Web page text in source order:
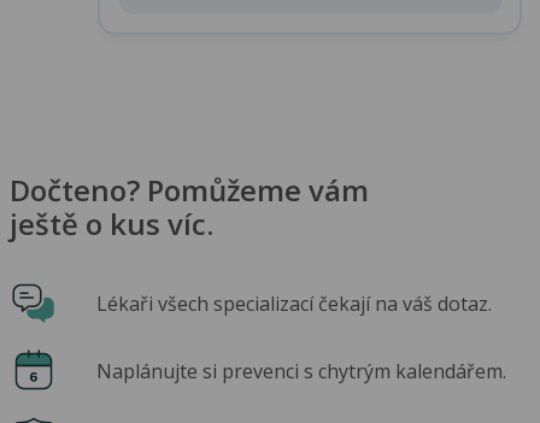
Dočteno? Pomůžeme vám
ještě o kus víc.
Lékaři všech specializací čekají na váš dotaz.
Naplánujte si prevenci s chytrým kalendářem.